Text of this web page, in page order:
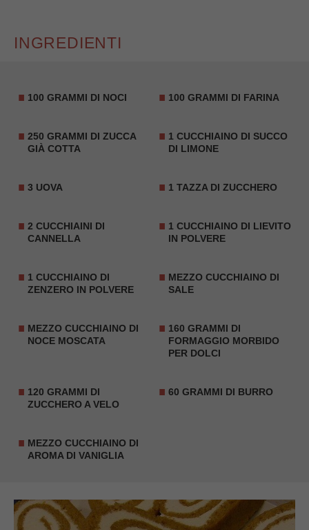
INGREDIENTI
100 GRAMMI DI NOCI 100 GRAMMI DI FARINA
250 GRAMMI DI ZUCCA
GIÀ COTTA
1 CUCCHIAINO DI SUCCO
DI LIMONE
3 UOVA 1 TAZZA DI ZUCCHERO
2 CUCCHIAINI DI
CANNELLA
1 CUCCHIAINO DI LIEVITO
IN POLVERE
1 CUCCHIAINO DI
ZENZERO IN POLVERE
MEZZO CUCCHIAINO DI
SALE
MEZZO CUCCHIAINO DI
NOCE MOSCATA
160 GRAMMI DI
FORMAGGIO MORBIDO
PER DOLCI
120 GRAMMI DI
ZUCCHERO A VELO
60 GRAMMI DI BURRO
MEZZO CUCCHIAINO DI
AROMA DI VANIGLIA